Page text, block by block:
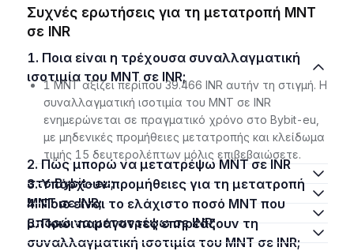
Συχνές ερωτήσεις για τη μετατροπή MNT
σε INR
1. Ποια είναι η τρέχουσα συναλλαγματική
ισοτιμία του MNT σε INR;
1 MNT αξίζει περίπου 39.466 INR αυτήν τη στιγμή. Η
συναλλαγματική ισοτιμία του MNT σε INR
ενημερώνεται σε πραγματικό χρόνο στο Bybit-eu,
με μηδενικές προμήθειες μετατροπής και κλείδωμα
τιμής 15 δευτερολέπτων μόλις επιβεβαιώσετε.
2. Πώς μπορώ να μετατρέψω MNT σε INR
στο Bybit-eu;
3. Υπάρχουν προμήθειες για τη μετατροπή
MNT σε INR;
4. Ποιο είναι το ελάχιστο ποσό MNT που
μπορώ να μετατρέψω σε INR;
5. Ποιοι παράγοντες επηρεάζουν τη
συναλλαγματική ισοτιμία του MNT σε INR;